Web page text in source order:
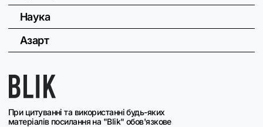
При цитуванні та використанні будь-яких
матеріалів посилання на "Blik" обов'язкове
Наука
Азарт